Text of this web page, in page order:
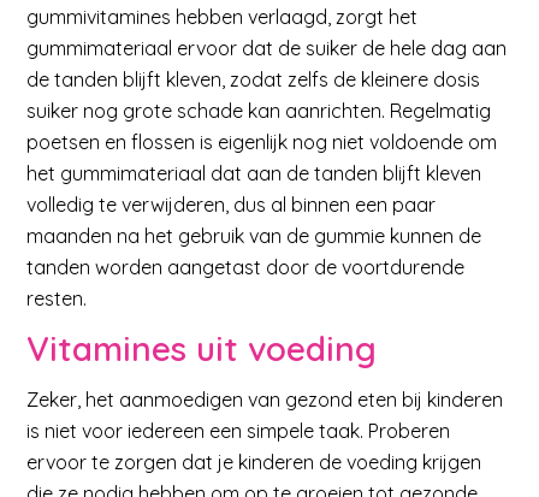
gummivitamines hebben verlaagd, zorgt het
gummimateriaal ervoor dat de suiker de hele dag aan
de tanden blijft kleven, zodat zelfs de kleinere dosis
suiker nog grote schade kan aanrichten. Regelmatig
poetsen en flossen is eigenlijk nog niet voldoende om
het gummimateriaal dat aan de tanden blijft kleven
volledig te verwijderen, dus al binnen een paar
maanden na het gebruik van de gummie kunnen de
tanden worden aangetast door de voortdurende
resten.
Vitamines uit voeding
Zeker, het aanmoedigen van gezond eten bij kinderen
is niet voor iedereen een simpele taak. Proberen
ervoor te zorgen dat je kinderen de voeding krijgen